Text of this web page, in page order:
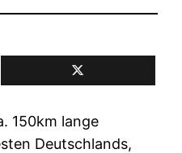
150km lange
Deutschlands,